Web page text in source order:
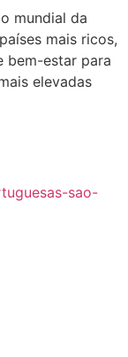
mundial da
mais ricos,
bem-estar para
elevadas
sao-